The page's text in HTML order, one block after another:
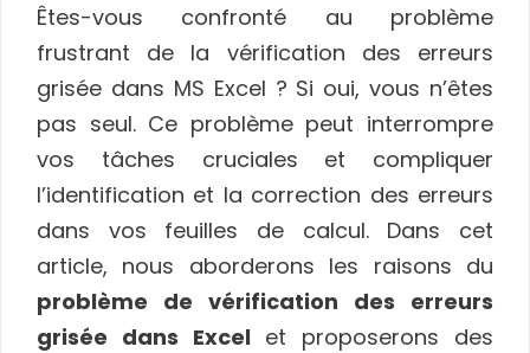
Êtes-vous confronté au problème
frustrant de la vérification des erreurs
grisée dans MS Excel ? Si oui, vous n’êtes
pas seul. Ce problème peut interrompre
vos tâches cruciales et compliquer
l’identification et la correction des erreurs
dans vos feuilles de calcul. Dans cet
article, nous aborderons les raisons du
problème de vérification des erreurs
grisée dans Excelet proposerons des